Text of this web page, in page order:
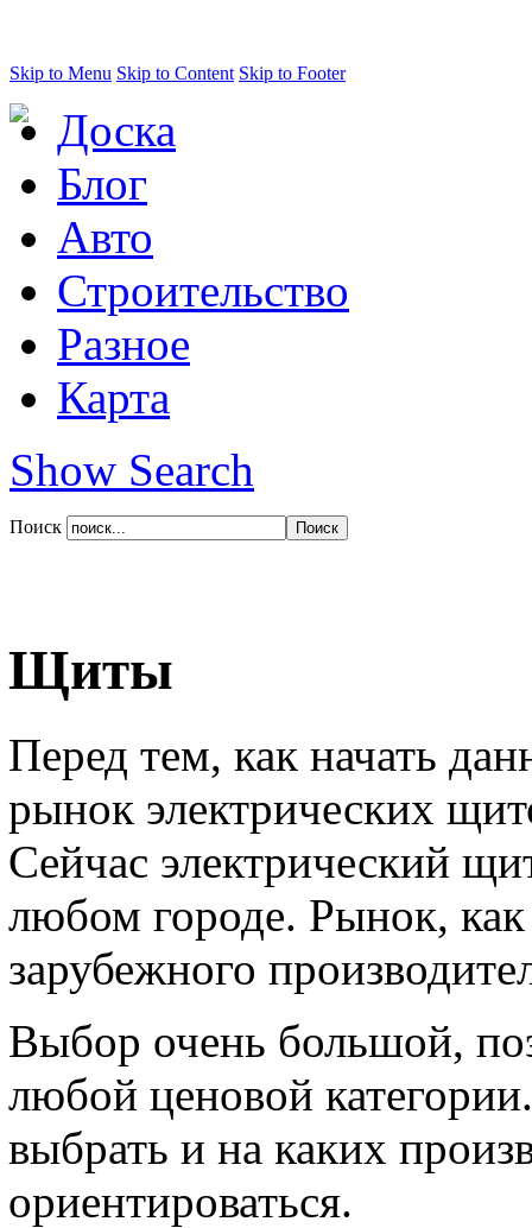
Skip to Menu Skip to Content Skip to Footer
Доска
Блог
Авто
Строительство
Разное
Карта
Show Search
Поиск
Щиты
Перед тем, как начать
рынок электрических
Сейчас электрический
любом городе. Рынок, как
зарубежного
Выбор очень большой,
любой ценовой
выбрать и на каких
ориентироваться.